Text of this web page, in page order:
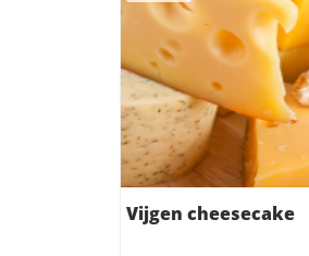
Vijgen cheesecake